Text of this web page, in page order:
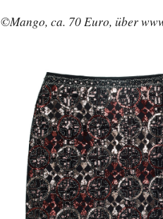
©Mango, ca. 70 Euro, über